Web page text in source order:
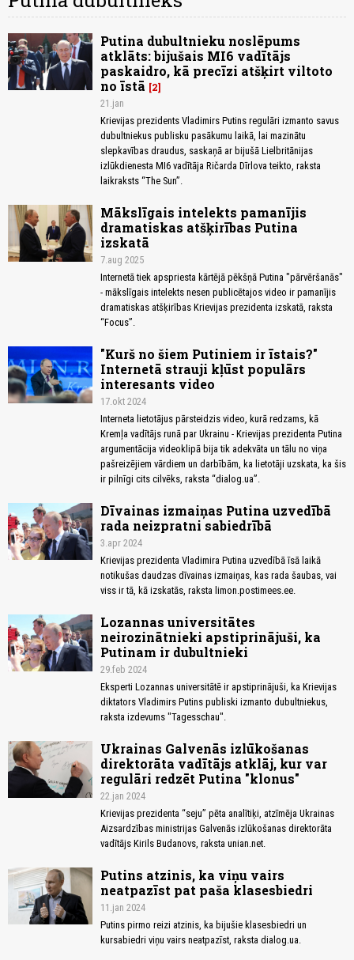
Putina dubultnieku noslēpums
atklāts: bijušais MI6 vadītājs
paskaidro, kā precīzi atšķirt viltoto
no īstā
2
21.jan
Krievijas prezidents Vladimirs Putins regulāri izmanto savus
dubultniekus publisku pasākumu laikā, lai mazinātu
slepkavības draudus, saskaņā ar bijušā Lielbritānijas
izlūkdienesta MI6 vadītāja Ričarda Dīrlova teikto, raksta
laikraksts “The Sun”.
Mākslīgais intelekts pamanījis
dramatiskas atšķirības Putina
izskatā
7.aug 2025
Internetā tiek apspriesta kārtējā pēkšņā Putina "pārvēršanās"
- mākslīgais intelekts nesen publicētajos video ir pamanījis
dramatiskas atšķirības Krievijas prezidenta izskatā, raksta
“Focus”.
"Kurš no šiem Putiniem ir īstais?"
Internetā strauji kļūst populārs
interesants video
17.okt 2024
Interneta lietotājus pārsteidzis video, kurā redzams, kā
Kremļa vadītājs runā par Ukrainu - Krievijas prezidenta Putina
argumentācija videoklipā bija tik adekvāta un tālu no viņa
pašreizējiem vārdiem un darbībām, ka lietotāji uzskata, ka šis
ir pilnīgi cits cilvēks, raksta “dialog.ua”.
Dīvainas izmaiņas Putina uzvedībā
rada neizpratni sabiedrībā
3.apr 2024
Krievijas prezidenta Vladimira Putina uzvedībā īsā laikā
notikušas daudzas dīvainas izmaiņas, kas rada šaubas, vai
viss ir tā, kā izskatās, raksta limon.postimees.ee.
Lozannas universitātes
neirozinātnieki apstiprinājuši, ka
Putinam ir dubultnieki
29.feb 2024
Eksperti Lozannas universitātē ir apstiprinājuši, ka Krievijas
diktators Vladimirs Putins publiski izmanto dubultniekus,
raksta izdevums "Tagesschau".
Ukrainas Galvenās izlūkošanas
direktorāta vadītājs atklāj, kur var
regulāri redzēt Putina "klonus"
22.jan 2024
Krievijas prezidenta “seju” pēta analītiķi, atzīmēja Ukrainas
Aizsardzības ministrijas Galvenās izlūkošanas direktorāta
vadītājs Kirils Budanovs, raksta unian.net.
Putins atzinis, ka viņu vairs
neatpazīst pat paša klasesbiedri
11.jan 2024
Putins pirmo reizi atzinis, ka bijušie klasesbiedri un
kursabiedri viņu vairs neatpazīst, raksta dialog.ua.